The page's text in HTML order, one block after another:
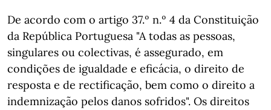
De acordo com o artigo 37.º n.º 4 da Constituição
da República Portuguesa "A todas as pessoas,
singulares ou colectivas, é assegurado, em
condições de igualdade e eficácia, o direito de
resposta e de rectificação, bem como o direito a
indemnização pelos danos sofridos". Os direitos